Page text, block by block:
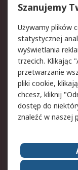
Reklamacje i
Aspekty
maila
Polityka
Zastrzeżenia
O firmie RS
Szanujemy
Używamy plików
statystycznej
wyświetlania
trzecich. Klikając
przetwarzanie
pliki cookie,
chcesz, kliknij
dostęp do
znaleźć w naszej